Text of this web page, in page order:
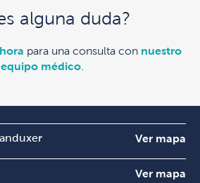
alguna duda?
para una consulta con nuestro
equipo médico
Ver mapa
Ver mapa